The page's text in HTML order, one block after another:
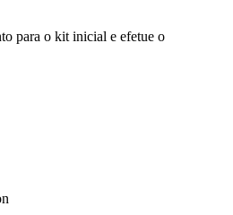
para o kit inicial e efetue o